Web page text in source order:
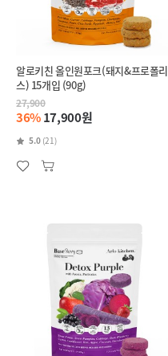
알로키친 올인원포크(돼지&프로폴리
스) 15개입 (90g)
27,900
36%17,900원
5.0 (21)